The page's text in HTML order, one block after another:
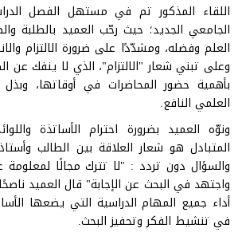
اللقاء المذكور تم في مستهل الفصل
الجامعي الجديد؛ حيث رحّب العميد بالطلبة
العلم وفضله، ومشدّدًا على ضرورة الالتزام
وعلى تبني شعار "الالتزام"، الذي لا ينفك عن
بأهمية حضور المحاضرات في أوقاتها،
العلمي النافع.
ونوّه العميد بضرورة احترام الأساتذة
المتبادل هو شعار العلاقة بين الطالب
والسؤال دون تردد : "لا تترك مجالًا لمعلومة
واجتهد في البحث عن الإجابة" قال العميد
أداء جميع المهام الدراسية التي يضعها
في تنشيط الفكر وتحفيز البحث.